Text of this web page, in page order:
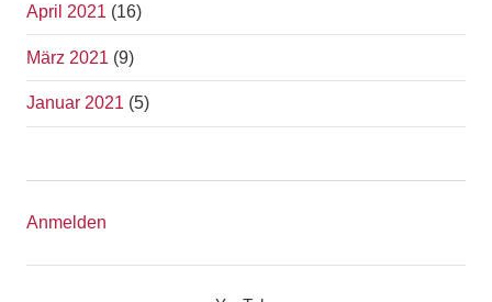
April 2021 (16)
März 2021 (9)
Januar 2021 (5)
Anmelden